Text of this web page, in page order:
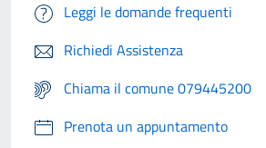
Leggi le domande frequenti
Richiedi Assistenza
Chiama il comune 079445200
Prenota un appuntamento